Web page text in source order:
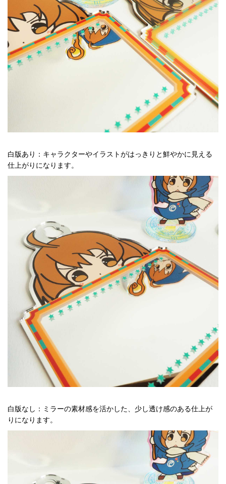
白版あり：キャラクターやイラストがはっきりと鮮やかに見える
仕上がりになります。
白版なし：ミラーの素材感を活かした、少し透け感のある仕上が
りになります。